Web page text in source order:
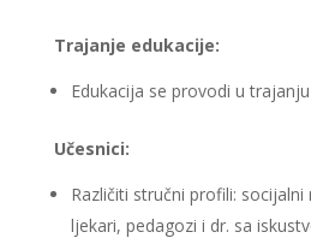
Trajanje edukacije:
Edukacija se provodi u
Učesnici:
Različiti stručni profili: socijalni
ljekari, pedagozi i dr. sa